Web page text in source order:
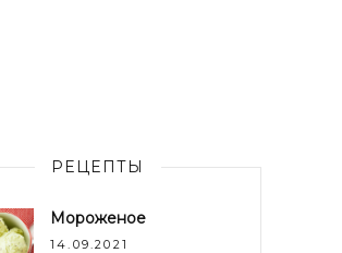
РЕЦЕПТЫ
Мороженое
14.09.2021